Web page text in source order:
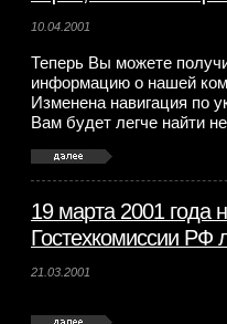
10.04.2001
Теперь Вы можете
информацию о нашей
Изменена навигация по
Вам будет легче найти
19 марта 2001 года
Гостехкомиссии РФ
21.03.2001